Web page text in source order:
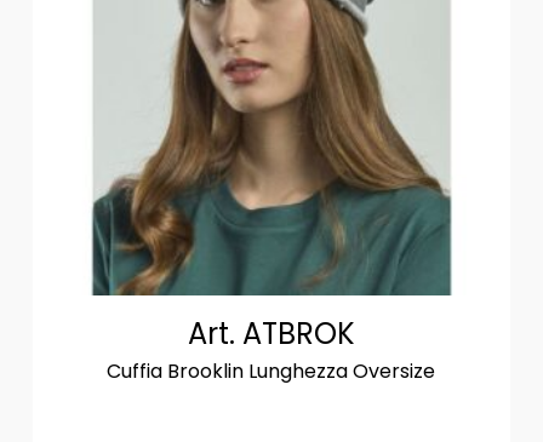
Art. ATBROK
Cuffia Brooklin Lunghezza Oversize